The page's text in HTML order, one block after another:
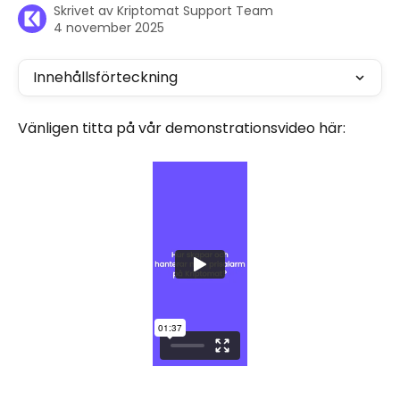
Skrivet av Kriptomat Support Team
4 november 2025
Innehållsförteckning
Vänligen titta på vår demonstrationsvideo här: